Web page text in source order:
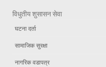
विधुतीय शुसासन सेवा
घटना दर्ता
सामाजिक सुरक्षा
नागरिक वडापत्र